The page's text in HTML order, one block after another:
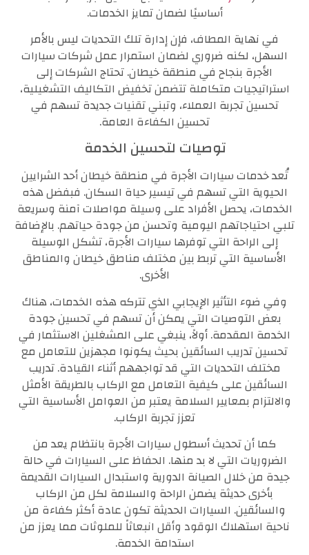
أساسيًا لضمان تمايز الخدمات.
في نهاية المطاف، فإن إدارة تلك التحديات ليس بالأمر
السهل، لكنه ضروري لضمان استمرار عمل شركات سيارات
الأجرة بنجاح في منطقة خيطان. تحتاج الشركات إلى
استراتيجيات متكاملة تتضمن تخفيض التكاليف التشغيلية،
تحسين تجربة العملاء، وتبني تقنيات جديدة تسهم في
تحسين الكفاءة العامة.
توصيات لتحسين الخدمة
تُعد خدمات سيارات الأجرة في منطقة خيطان أحد الشرايين
الحيوية التي تسهم في تيسير حياة السكان. فبفضل هذه
الخدمات، يحصل الأفراد على وسيلة مواصلات آمنة وسريعة
تلبي احتياجاتهم اليومية وتحسن من جودة حياتهم. بالإضافة
إلى الراحة التي توفرها سيارات الأجرة، تشكل الوسيلة
الأساسية التي تربط بين مختلف مناطق خيطان والمناطق
الأخرى.
وفي ضوء التأثير الإيجابي الذي تتركه هذه الخدمات، هناك
بعض التوصيات التي يمكن أن تسهم في تحسين جودة
الخدمة المقدمة. أولاً، ينبغي على المشغلين الاستثمار في
تحسين تدريب السائقين بحيث يكونوا مجهزين للتعامل مع
مختلف التحديات التي قد تواجههم أثناء القيادة. تدريب
السائقين على كيفية التعامل مع الركاب بالطريقة الأمثل
والالتزام بمعايير السلامة يعتبر من العوامل الأساسية التي
تعزز تجربة الركاب.
كما أن تحديث أسطول سيارات الأجرة بانتظام يعد من
الضروريات التي لا بد منها. الحفاظ على السيارات في حالة
جيدة من خلال الصيانة الدورية واستبدال السيارات القديمة
بأخرى حديثة يضمن الراحة والسلامة لكل من الركاب
والسائقين. السيارات الحديثة تكون عادة أكثر كفاءة من
ناحية استهلاك الوقود وأقل انبعاثاً للملوثات مما يعزز من
استدامة الخدمة.